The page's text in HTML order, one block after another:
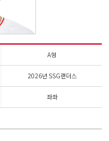
A형
2026년 SSG랜더스
좌좌